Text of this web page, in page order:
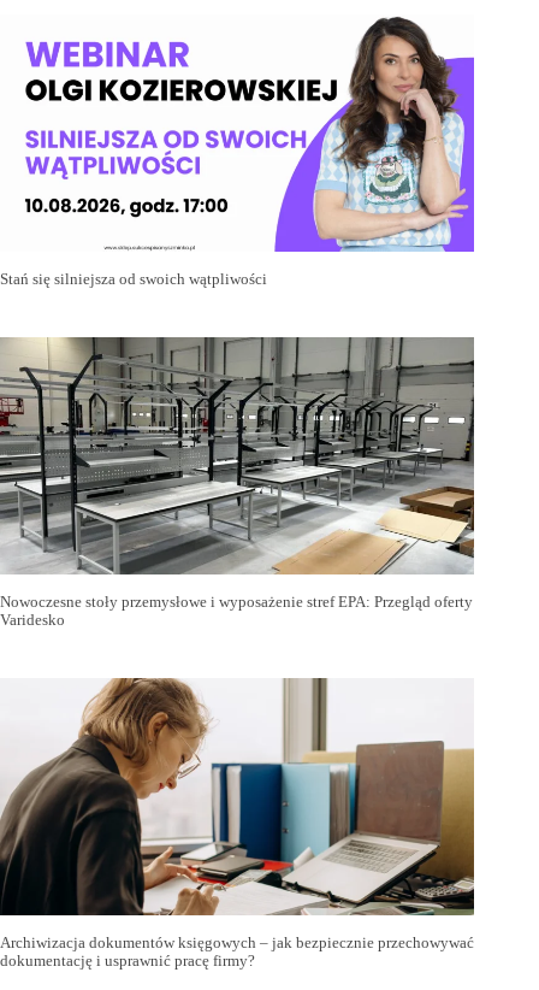
Stań się silniejsza od swoich wątpliwości
Nowoczesne stoły przemysłowe i wyposażenie stref EPA: Przegląd oferty
Varidesko
Archiwizacja dokumentów księgowych – jak bezpiecznie przechowywać
dokumentację i usprawnić pracę firmy?